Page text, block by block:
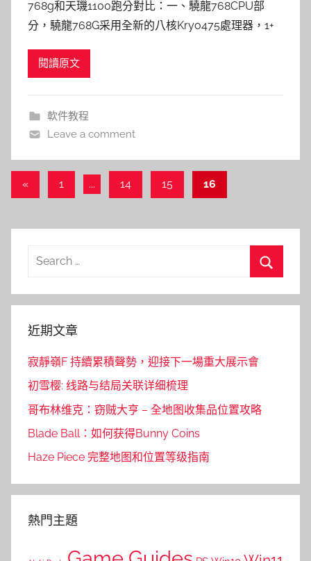
768g和天璣1100跑分對比：一、驍龍768CPU部
分，驍龍768G采用全新的八核Kryo475處理器，1+
閱讀原文
軟件教程
Leave a comment
文
導
«Previous
Posts
1 ... 14 15 16
Search
近期文章
寂靜嶺F 持續累積聲勢，迎接下一場重大展示會
初雪樱: 线路与结局关联详细梳理
哥布林维克：窃贼大亨 – 全地图收集品位置攻略
Blade Ball：如何获得Bunny Coins
Haze Piece 完整地图和位置等级指南
熱門主題